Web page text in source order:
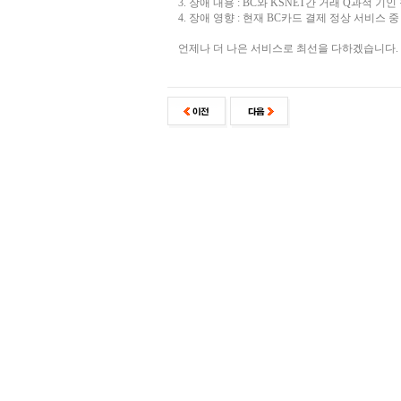
3. 장애 내용 : BC와 KSNET간 거래 Q과적 기인
4. 장애 영향 : 현재 BC카드 결제 정상 서비스 중
언제나 더 나은 서비스로 최선을 다하겠습니다.